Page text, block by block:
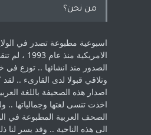
من نحن؟
اسبوعية مطبوعة تصدر في
الامريكية
الصدور منذ انشائها .. توزع
‏وتلاقي قبولا لدى القارىء ..‏
اصدار هذه الصحيفة باللغة
اخذت ‏تنسى لغتها وجمالياتها ..
الصحف العربية المطبوعة في
الى هذه الناحية .. وقد يسر لنا